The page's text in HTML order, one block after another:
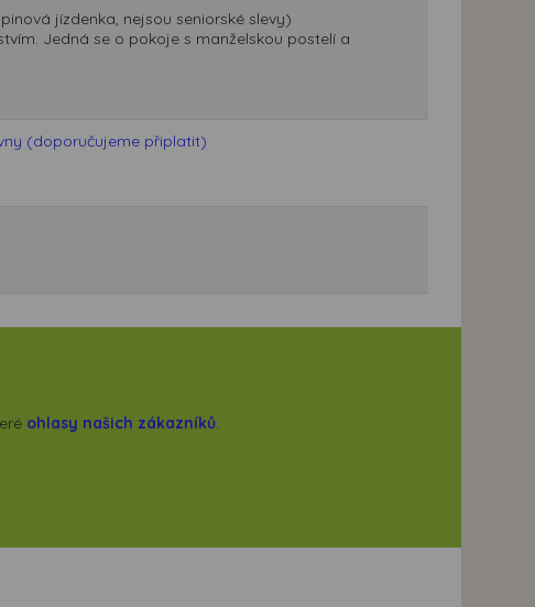
jízdenka, nejsou seniorské slevy)
Jedná se o pokoje s manželskou postelí a
(doporučujeme připlatit)
ohlasy našich zákazníků.